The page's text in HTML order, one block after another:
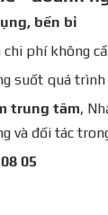
bền bỉ
chi phí không
suốt quá trình
trung tâm,
và đối tác
05